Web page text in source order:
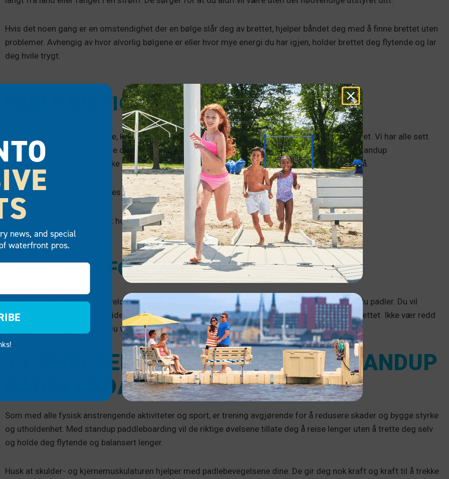
Hvis det noen gang er en omstendighet der en bølge slår deg av brettet, hjelper båndet deg med å finne brettet uten
problemer. Avhengig av hvor alvorlig bølgene er eller hvor mye energi du har igjen, holder brettet deg flytende og lar
deg hvile trygt.
PADLE RIKTIG
Når du først begynner å padle, kan du bli fristet til å bruke armene til å trekke åren gjennom vannet. Vi har alle sett
andre rosporter bruke armene og bøyningen av albuene for å presse seg gjennom vannet. For standup
paddleboarding ønsker du ikke å gjøre det. Du vil slite deg ut mye raskere enn du ville satt pris på.
I stedet vil hvert slag forenkles av skuldrene og kjernemuskulaturen.
Armene dine må rett og slett holde åreåren. Med hvert slag vil du rotere skulder og mage.
HORISONT FORAN
Standup paddleboarding er veldig likt å kjøre bil. Du bør aldri se på det som er foran deg mens du padler. Du vil
overkorrigere deg selv hele tiden og finne det mye vanskeligere å kontrollere og balansere på brettet. Ikke vær redd
for å se ut mot horisonten. Du vil finne deg selv i stand til å balansere mye mer effektivt.
11 ØVELSER FOR Å TRENE FOR STANDUP
PADDLEBOARDING
Som med alle fysisk anstrengende aktiviteter og sport, er trening avgjørende for å redusere skader og bygge styrke
og utholdenhet. Med standup paddleboarding vil de riktige øvelsene tillate deg å reise lenger uten å trette deg selv
og holde deg flytende og balansert lenger.
Husk at skulder- og kjernemuskulaturen hjelper med padlebevegelsene dine. De gir deg nok kraft og kraft til å trekke
news, and special
waterfront pros.